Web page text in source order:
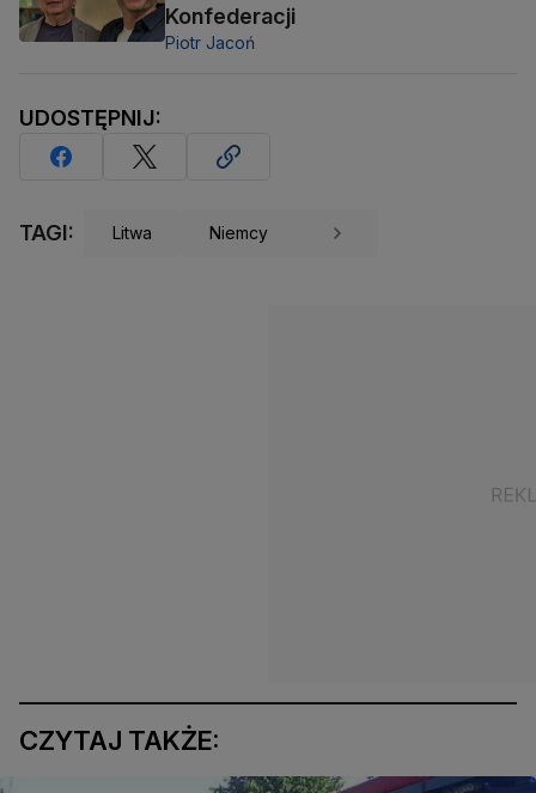
Konfederacji
Piotr Jacoń
UDOSTĘPNIJ:
TAGI: Litwa Niemcy
CZYTAJ TAKŻE: